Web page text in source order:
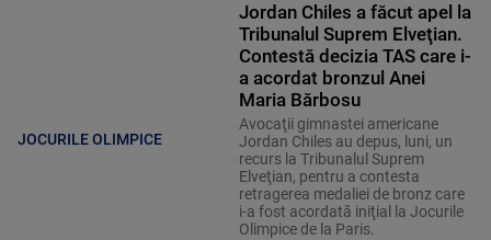
JOCURILE OLIMPICE
Jordan Chiles a făcut apel la
Tribunalul Suprem Elveţian.
Contestă decizia TAS care i-
a acordat bronzul Anei
Maria Bărbosu
Avocaţii gimnastei americane
Jordan Chiles au depus, luni, un
recurs la Tribunalul Suprem
Elveţian, pentru a contesta
retragerea medaliei de bronz care
i-a fost acordată iniţial la Jocurile
Olimpice de la Paris.